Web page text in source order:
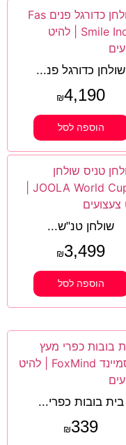
שולחן כדורגל פנ...
₪4,190
הוספה לסל
שולחן טנ"ש...
₪3,499
הוספה לסל
בית בובות כפרי...
₪339